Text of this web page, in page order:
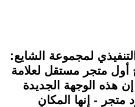
لمجموعة الشايع:
أول متجر مستقل لعلامة
هذه الوجهة الجديدة
- إنها المكان